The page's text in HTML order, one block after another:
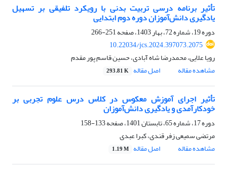
تأثیر برنامه درسی تربیت بدنی با رویکرد تلفیقی بر تسهیل
یادگیری دانش‌آموزان دوره دوم ابتدایی
دوره 19، شماره 72، بهار 1403، صفحه
251-266
10.22034/jcs.2024.397073.2075
رویا علایی، محمدرضا شاه آبادی، حسین قاسم پور مقدم
مشاهده مقاله
اصل مقاله 293.81 K
تأثیر اجرای آموزش معکوس در کلاس درس علوم تجربی بر
خودکارآمدی و یادگیری دانش‌آموزان
دوره 17، شماره 65، تابستان 1401، صفحه
133-158
مرتضی سمیعی زفر قندی، کبرا عبدی
مشاهده مقاله
اصل مقاله 1.19 M